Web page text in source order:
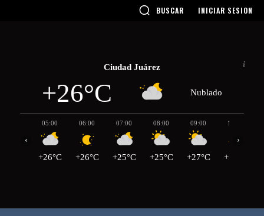
BUSCAR INICIAR SESION
Ciudad Juárez
+26°C Nublado
05:00
+26°C
06:00
+26°C
07:00
+25°C
08:00
+25°C
09:00
+27°C
10:00
+30°C
‹ ›